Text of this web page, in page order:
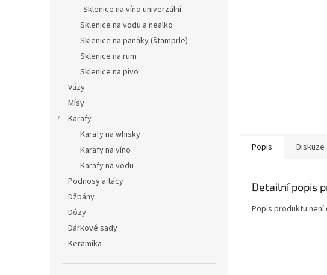
Sklenice na víno univerzální
Sklenice na vodu a nealko
Sklenice na panáky (štamprle)
Sklenice na rum
Sklenice na pivo
Vázy
Mísy
Karafy
Karafy na whisky
Karafy na víno
Karafy na vodu
Podnosy a tácy
Džbány
Dózy
Dárkové sady
Keramika
Popis Diskuze
Detailní popis
Popis produktu